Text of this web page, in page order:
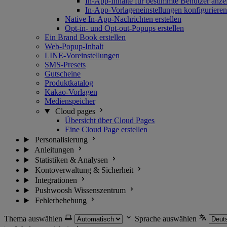
In-App-Vorlageneinstellungen konfigurieren
Native In-App-Nachrichten erstellen
Opt-in- und Opt-out-Popups erstellen
Ein Brand Book erstellen
Web-Popup-Inhalt
LINE-Voreinstellungen
SMS-Presets
Gutscheine
Produktkatalog
Kakao-Vorlagen
Medienspeicher
Cloud pages
Übersicht über Cloud Pages
Eine Cloud Page erstellen
Personalisierung
Anleitungen
Statistiken & Analysen
Kontoverwaltung & Sicherheit
Integrationen
Pushwoosh Wissenszentrum
Fehlerbehebung
Thema auswählen
Sprache auswählen